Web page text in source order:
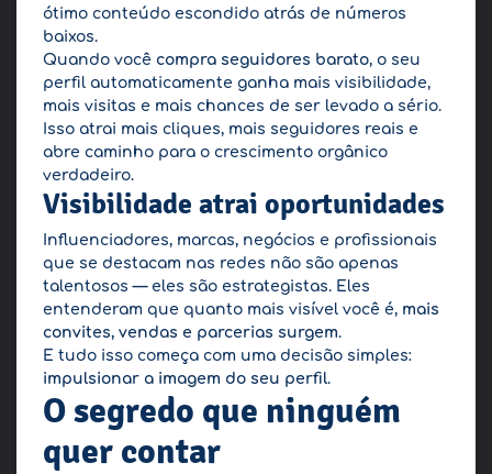
ótimo conteúdo escondido atrás de números
baixos.
Quando você compra seguidores barato, o seu
perfil automaticamente ganha mais visibilidade,
mais visitas e mais chances de ser levado a sério.
Isso atrai mais cliques, mais seguidores reais e
abre caminho para o crescimento orgânico
verdadeiro.
Visibilidade atrai oportunidades
Influenciadores, marcas, negócios e profissionais
que se destacam nas redes não são apenas
talentosos — eles são estrategistas. Eles
entenderam que quanto mais visível você é, mais
convites, vendas e parcerias surgem.
E tudo isso começa com uma decisão simples:
impulsionar a imagem do seu perfil.
O segredo que ninguém
quer contar